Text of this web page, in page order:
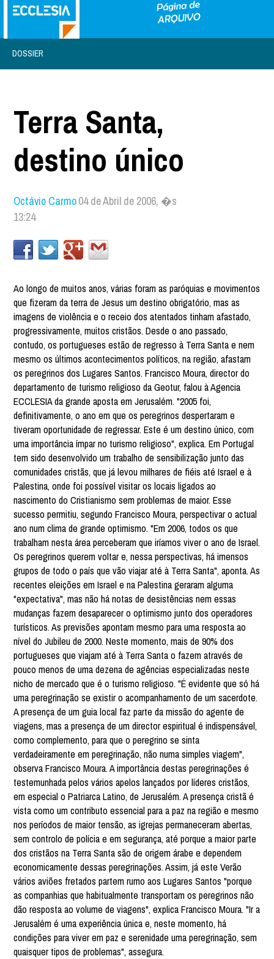
DOSSIER
Terra Santa,
destino único
Octávio Carmo04 de Abril de 2006, �s
13:24
Ao longo de muitos anos, várias foram as paróquias e movimentos
que fizeram da terra de Jesus um destino obrigatório, mas as
imagens de violência e o receio dos atentados tinham afastado,
progressivamente, muitos cristãos. Desde o ano passado,
contudo, os portugueses estão de regresso à Terra Santa e nem
mesmo os últimos acontecimentos políticos, na região, afastam
os peregrinos dos Lugares Santos. Francisco Moura, director do
departamento de turismo religioso da Geotur, falou à Agencia
ECCLESIA da grande aposta em Jerusalém. "2005 foi,
definitivamente, o ano em que os peregrinos despertaram e
tiveram oportunidade de regressar. Este é um destino único, com
uma importância ímpar no turismo religioso", explica. Em Portugal
tem sido desenvolvido um trabalho de sensibilização junto das
comunidades cristãs, que já levou milhares de fiéis até Israel e à
Palestina, onde foi possível visitar os locais ligados ao
nascimento do Cristianismo sem problemas de maior. Esse
sucesso permitiu, segundo Francisco Moura, perspectivar o actual
ano num clima de grande optimismo. "Em 2006, todos os que
trabalham nesta área perceberam que iríamos viver o ano de Israel.
Os peregrinos querem voltar e, nessa perspectivas, há imensos
grupos de todo o país que vão viajar até à Terra Santa", aponta. As
recentes eleições em Israel e na Palestina geraram alguma
"expectativa", mas não há notas de desistências nem essas
mudanças fazem desaparecer o optimismo junto dos operadores
turísticos. As previsões apontam mesmo para uma resposta ao
nível do Jubileu de 2000. Neste momento, mais de 90% dos
portugueses que viajam até à Terra Santa o fazem através de
pouco menos de uma dezena de agências especializadas neste
nicho de mercado que é o turismo religioso. "É evidente que só há
uma peregrinação se existir o acompanhamento de um sacerdote.
A presença de um guia local faz parte da missão do agente de
viagens, mas a presença de um director espiritual é indispensável,
como complemento, para que o peregrino se sinta
verdadeiramente em peregrinação, não numa simples viagem",
observa Francisco Moura. A importância destas peregrinações é
testemunhada pelos vários apelos lançados por líderes cristãos,
em especial o Patriarca Latino, de Jerusalém. A presença cristã é
vista como um contributo essencial para a paz na região e mesmo
nos períodos de maior tensão, as igrejas permaneceram abertas,
sem controlo de polícia e em segurança, até porque a maior parte
dos cristãos na Terra Santa são de origem árabe e dependem
economicamente dessas peregrinações. Assim, já este Verão
vários aviões fretados partem rumo aos Lugares Santos "porque
as companhias que habitualmente transportam os peregrinos não
dão resposta ao volume de viagens", explica Francisco Moura. "Ir a
Jerusalém é uma experiência única e, neste momento, há
condições para viver em paz e serenidade uma peregrinação, sem
quaisquer tipos de problemas", assegura.